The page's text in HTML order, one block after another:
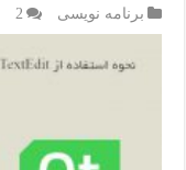
برنامه نویسی 2